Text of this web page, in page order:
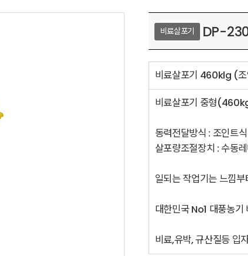
비료살포기 DP-
비료살포기 460klg (
비료살포기 중형
동력전달방식 : 조인트식
살포량조절장치 : 수동
일되는 작업기는 느낌부
대한민국 No1 대풍농기
비료,유박, 규산질등 입